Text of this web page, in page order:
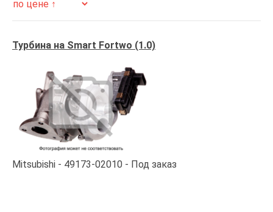
Турбина на Smart Fortwo (1.0)
Mitsubishi 49173-02010 Под заказ